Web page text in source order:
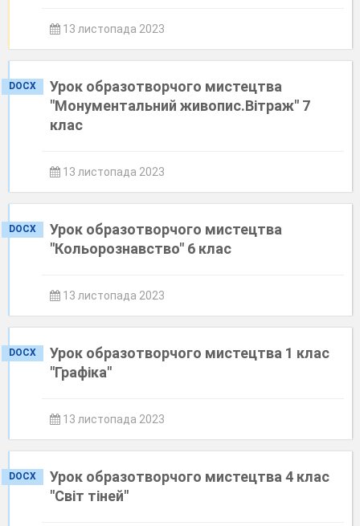
13 листопада 2023
DOCX
Урок образотворчого мистецтва
"Монументальний живопис.Вітраж" 7
клас
13 листопада 2023
DOCX
Урок образотворчого мистецтва
"Кольорознавство" 6 клас
13 листопада 2023
DOCX
Урок образотворчого мистецтва 1 клас
"Графіка"
13 листопада 2023
DOCX
Урок образотворчого мистецтва 4 клас
"Світ тіней"